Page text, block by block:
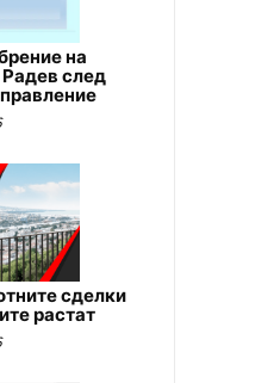
на
Радев след
сделки
растат